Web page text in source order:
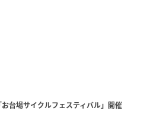
台場サイクルフェスティバル」開催